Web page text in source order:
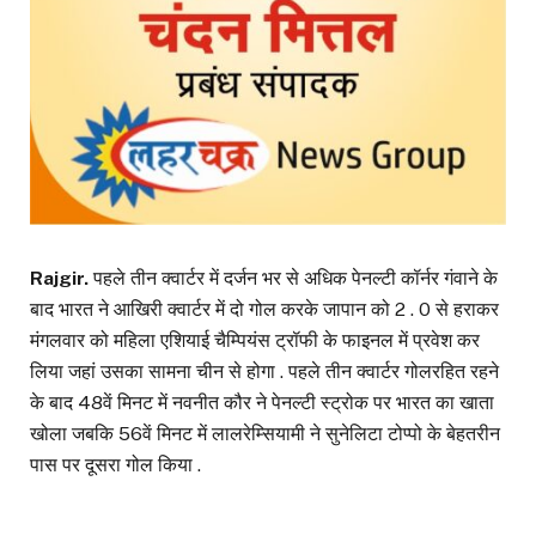
Rajgir.पहले तीन क्वार्टर में दर्जन भर से अधिक पेनल्टी कॉर्नर गंवाने के
बाद भारत ने आखिरी क्वार्टर में दो गोल करके जापान को 2 . 0 से हराकर
मंगलवार को महिला एशियाई चैम्पियंस ट्रॉफी के फाइनल में प्रवेश कर
लिया जहां उसका सामना चीन से होगा . पहले तीन क्वार्टर गोलरहित रहने
के बाद 48वें मिनट में नवनीत कौर ने पेनल्टी स्ट्रोक पर भारत का खाता
खोला जबकि 56वें मिनट में लालरेम्सियामी ने सुनेलिटा टोप्पो के बेहतरीन
पास पर दूसरा गोल किया .